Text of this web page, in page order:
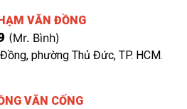
VĂN ĐỒNG
(Mr. Bình)
phường Thủ Đức, TP. HCM.
VĂN CỐNG